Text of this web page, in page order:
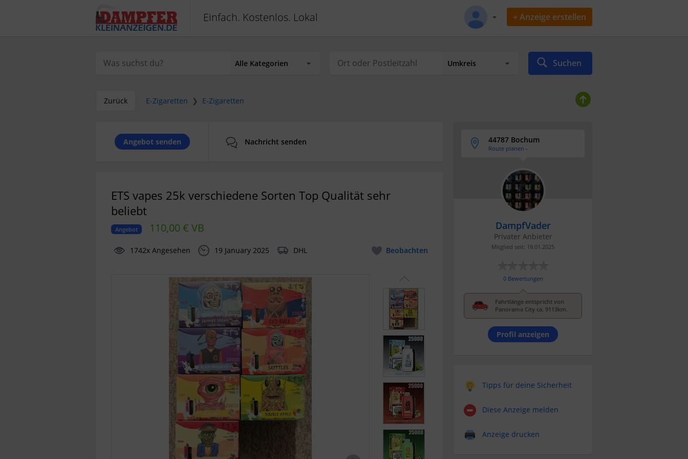
Einfach. Kostenlos. Lokal + Anzeige erstellen
Suchen
Zurück E-Zigaretten ❯ E-Zigaretten
Angebot senden Nachricht senden
ETS vapes 25k verschiedene Sorten Top Qualität sehr
beliebt
Angebot 110,00 € VB
1742x Angesehen 19 January 2025 DHL Beobachten
44787 Bochum
Route planen -
DampfVader
Privater Anbieter
Mitglied seit: 19.01.2025
0 Bewertungen
Fahrtlänge entspricht von
Panorama City ca. 9113km.
Profil anzeigen
Tipps für deine Sicherheit
Diese Anzeige melden
Anzeige drucken